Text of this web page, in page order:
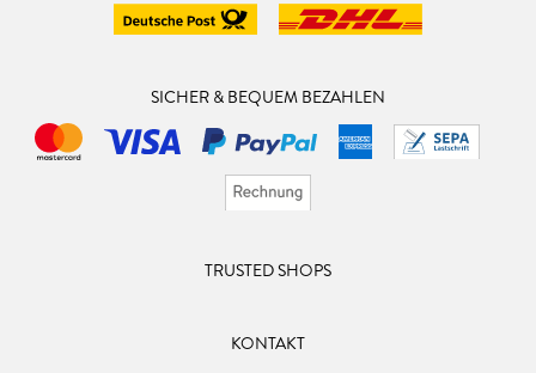
SICHER & BEQUEM BEZAHLEN
TRUSTED SHOPS
KONTAKT